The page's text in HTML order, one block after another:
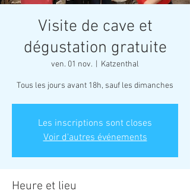
Visite de cave et
dégustation gratuite
ven. 01 nov. Katzenthal
Tous les jours avant 18h, sauf les dimanches
Les inscriptions sont closes
Voir d'autres événements
Heure et lieu